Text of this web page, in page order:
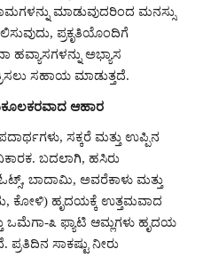
ಮಾಡುವುದರಿಂದ ಮನಸ್ಸು
ಪ್ರಕೃತಿಯೊಂದಿಗೆ
ಅಭ್ಯಾಸ
ಸಹಾಯ ಮಾಡುತ್ತದೆ.
ಆಹಾರ
ಸಕ್ಕರೆ ಮತ್ತು ಉಪ್ಪಿನ
ಬದಲಾಗಿ, ಹಸಿರು
ಬಾದಾಮಿ, ಅವರೆಕಾಳು ಮತ್ತು
ಕೋಳಿ) ಹೃದಯಕ್ಕೆ ಉತ್ತಮವಾದ
ಒಮೆಗಾ-೩ ಫ್ಯಾಟಿ ಆಮ್ಲಗಳು ಹೃದಯ
ಪ್ರತಿದಿನ ಸಾಕಷ್ಟು ನೀರು